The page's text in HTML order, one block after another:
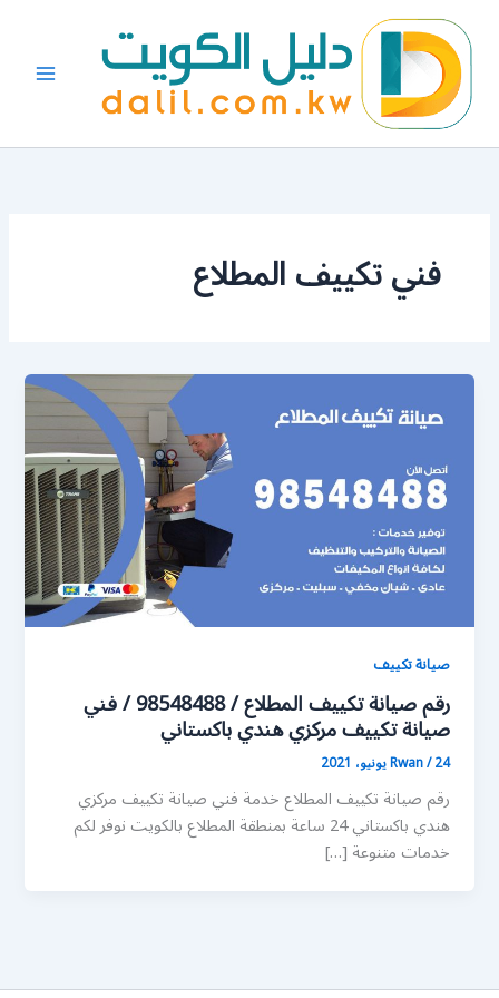
المحتوى
فني تكييف المطلاع
صيانة تكييف
رقم صيانة تكييف المطلاع / 98548488 / فني
صيانة تكييف مركزي هندي باكستاني
Rwan/24 يونيو، 2021
رقم صيانة تكييف المطلاع خدمة فني صيانة تكييف مركزي
هندي باكستاني 24 ساعة بمنطقة المطلاع بالكويت نوفر لكم
خدمات متنوعة […]